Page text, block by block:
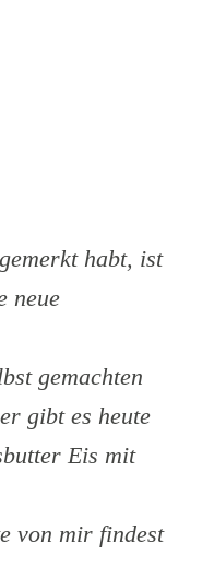
habt, ist
neue
gemachten
gibt es heute
Eis mit
von mir findest